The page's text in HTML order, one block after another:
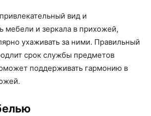
вид и
мебели и зеркала в прихожей,
ухаживать за ними. Правильный
срок службы предметов
поддерживать гармонию в